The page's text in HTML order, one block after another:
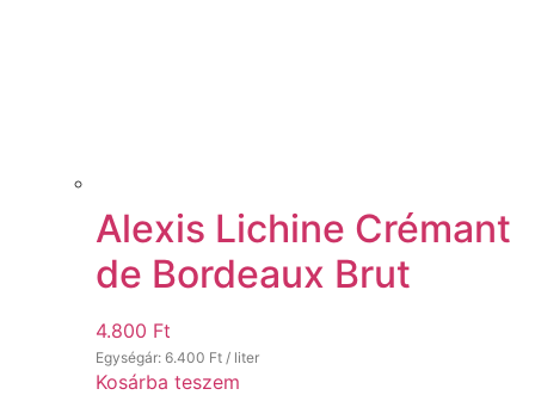
Alexis Lichine Crémant
de Bordeaux Brut
4.800 Ft
Egységár: 6.400 Ft / liter
Kosárba teszem